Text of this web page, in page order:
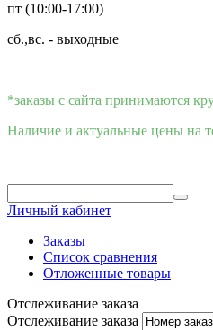
пт (10:00-17:00)
сб.,вс. - выходные
*заказы с сайта принимаются
Наличие и актуальные цены на
Личный кабинет
Заказы
Список сравнения
Отложенные товары
Отслеживание заказа
Отслеживание заказа